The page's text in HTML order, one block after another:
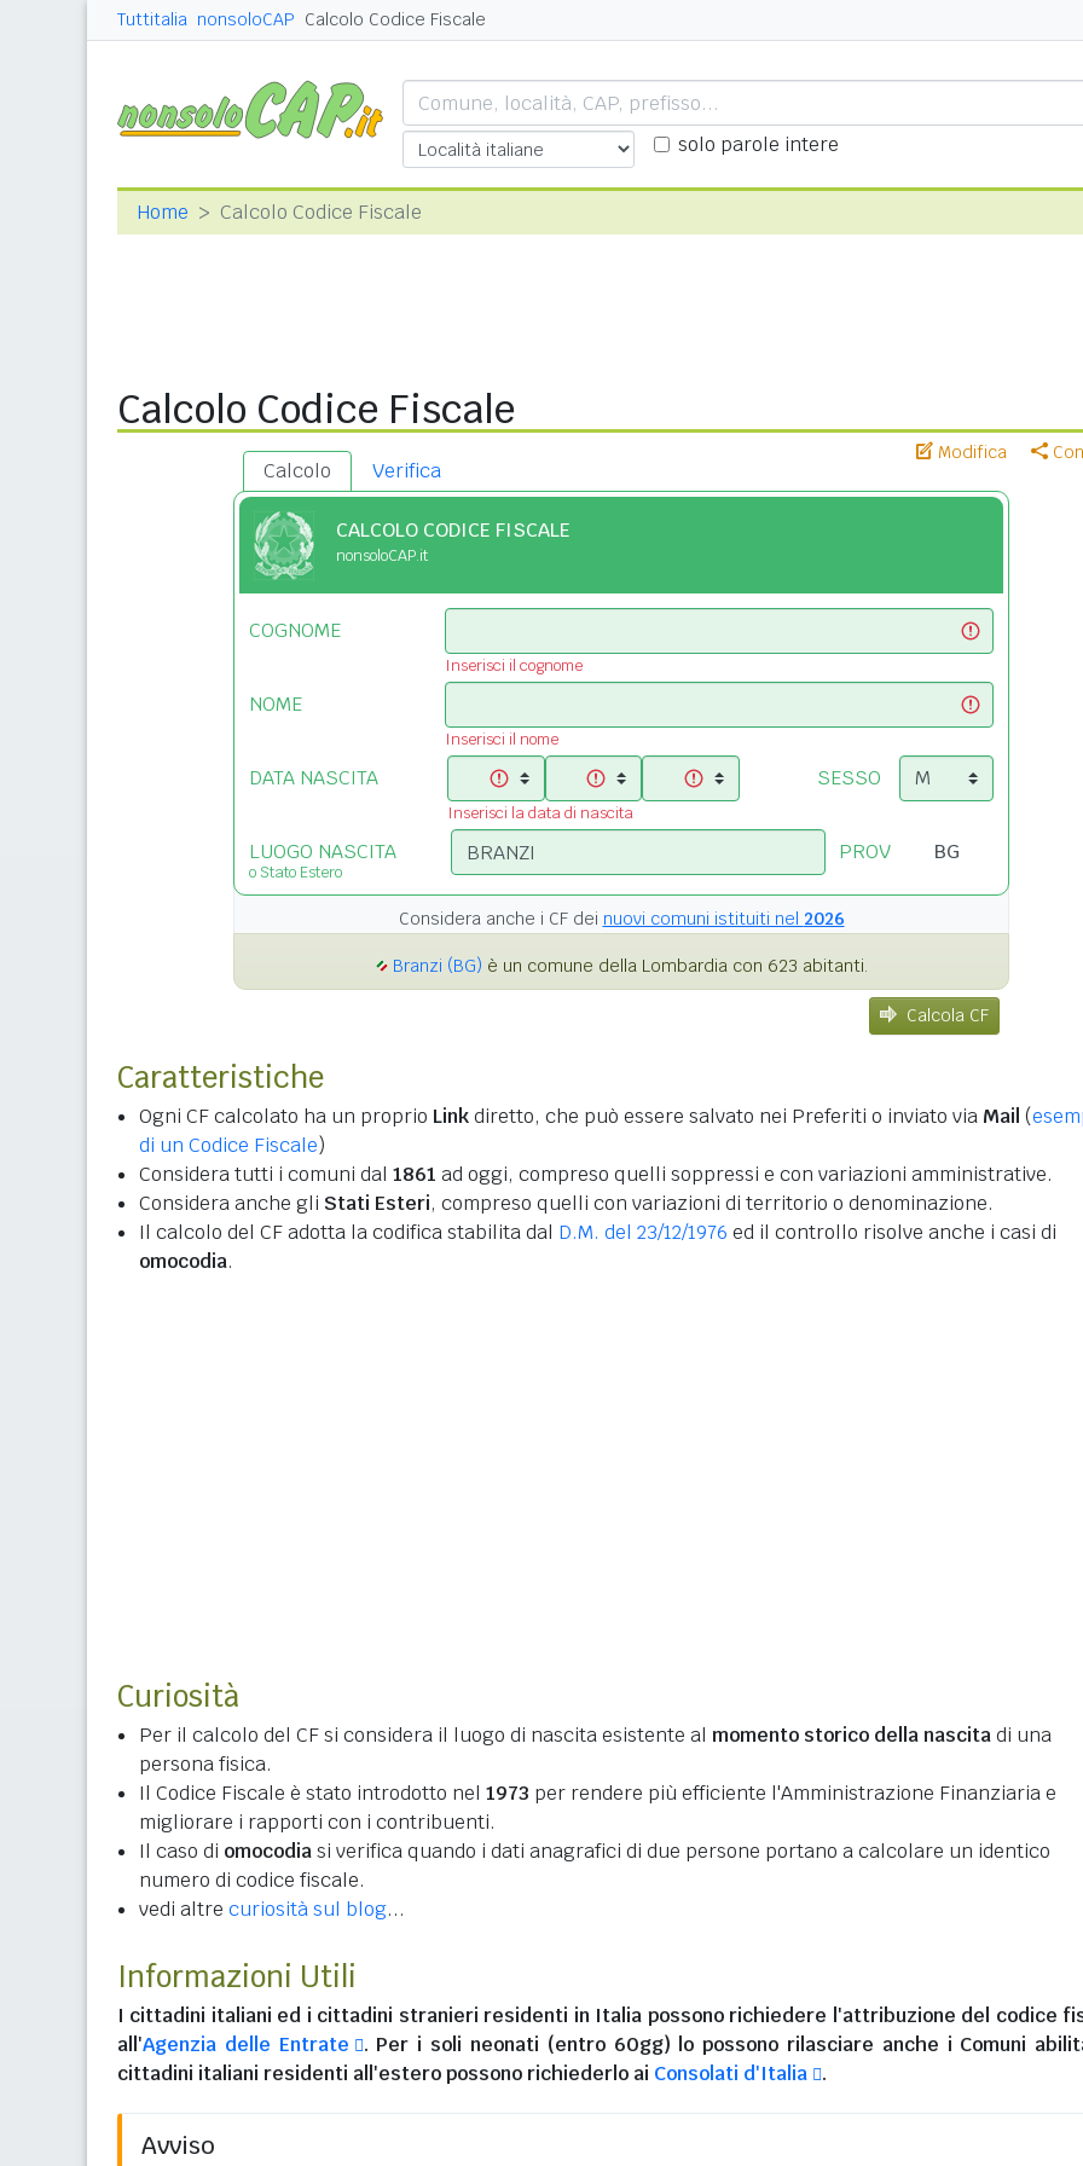
Tuttitalia nonsoloCAP Calcolo Codice Fiscale
solo parole intere
Home Calcolo Codice Fiscale
Calcolo Codice Fiscale
Modifica
Calcolo Verifica
CALCOLO CODICE FISCALE
nonsoloCAP.it
COGNOME
Inserisci il cognome
NOME
Inserisci il nome
DATA NASCITA
Inserisci la data di nascita
SESSO
LUOGO NASCITA
o Stato Estero
PROV
Considera anche i CF dei nuovi comuni istituiti nel 2026
Branzi (BG) è un comune della Lombardia con 623 abitanti.
Calcola CF
Caratteristiche
Ogni CF calcolato ha un proprio Linkdiretto, che può essere salvato nei Preferiti o inviato via Mail (
di un Codice Fiscale)
Considera tutti i comuni dal 1861 ad oggi, compreso quelli soppressi e con variazioni amministrative.
Considera anche gli Stati Esteri, compreso quelli con variazioni di territorio o denominazione.
Il calcolo del CF adotta la codifica stabilita dal D.M. del 23/12/1976 ed il controllo risolve anche i casi di
omocodia.
Curiosità
Per il calcolo del CF si considera il luogo di nascita esistente al momento storico della nascitadi una
persona fisica.
Il Codice Fiscale è stato introdotto nel 1973 per rendere più efficiente l'Amministrazione Finanziaria e
migliorare i rapporti con i contribuenti.
Il caso di omocodiasi verifica quando i dati anagrafici di due persone portano a calcolare un identico
numero di codice fiscale.
vedi altre curiosità sul blog...
Informazioni Utili
I cittadini italiani ed i cittadini stranieri residenti in Italia possono richiedere l'attribuzione del codice
all'Agenzia delle Entrate
. Per i soli neonati (entro 60gg) lo possono rilasciare anche i Comuni
cittadini italiani residenti all'esteropossono richiederlo ai Consolati d'Italia .
Avviso